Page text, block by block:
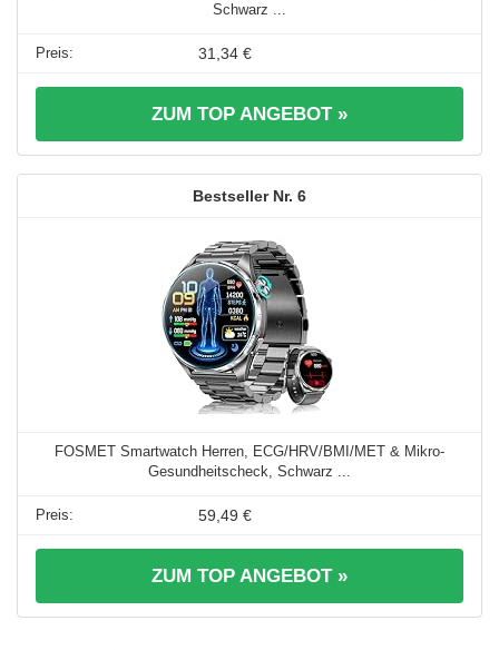
Schwarz ...
31,34 €
ZUM TOP ANGEBOT »
6
FOSMET Smartwatch Herren, ECG/HRV/BMI/MET & Mikro-
Gesundheitscheck, Schwarz ...
59,49 €
ZUM TOP ANGEBOT »